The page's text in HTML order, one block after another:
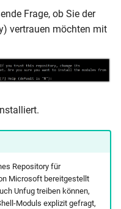
Frage, ob Sie der
vertrauen möchten mit
Repository für
Microsoft bereitgestellt
Unfug treiben können,
Moduls explizit gefragt,